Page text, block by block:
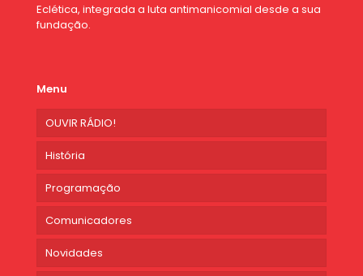
Eclética, integrada a luta antimanicomial desde a sua
fundação.
Menu
OUVIR RÁDIO!
História
Programação
Comunicadores
Novidades